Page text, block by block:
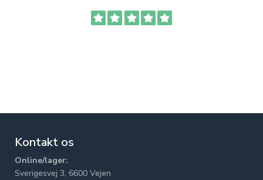
Kontakt os
Online/lager:
Sverigesvej 3, 6600 Vejen